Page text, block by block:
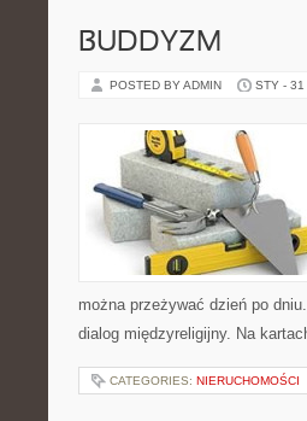
BUDDYZM
POSTED BY ADMIN STY - 31
można przeżywać dzień po
dialog międzyreligijny. Na
CATEGORIES: NIERUCHOMOŚCI